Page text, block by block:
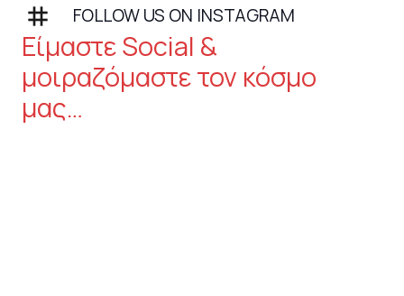
FOLLOW US ON INSTAGRAM
Είμαστε Social &
μοιραζόμαστε τον κόσμο
μας…